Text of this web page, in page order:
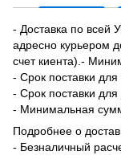
- Доставка по всей
адресно курьером
счет киента).-
- Срок поставки
- Срок поставки для
- Минимальная
Подробнее о
- Безналичный